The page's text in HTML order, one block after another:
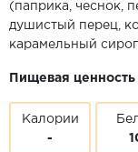
(паприка, чеснок,
душистый перец,
карамельный
Пищевая ценность
Калории
-